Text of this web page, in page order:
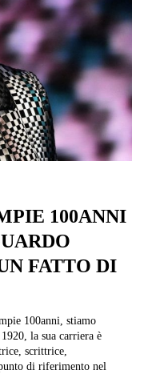
100ANNI
FATTO DI
100anni, stiamo
la sua carriera è
scrittrice,
di riferimento nel